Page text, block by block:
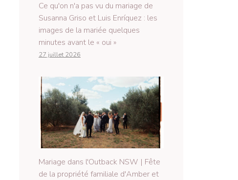
Ce qu'on n'a pas vu du mariage de
Susanna Griso et Luis Enríquez : les
images de la mariée quelques
minutes avant le « oui »
27 juillet 2026
Mariage dans l'Outback NSW | Fête
de la propriété familiale d'Amber et